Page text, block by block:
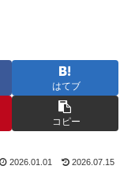
はてブ
コピー
2026.01.01 2026.07.15